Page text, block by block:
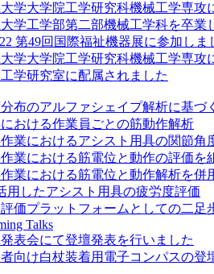
学大学院工学研究科機械工学専攻
学工学部第二部機械工学科を卒業
第49回国際福祉機器展に参加しま
学大学院工学研究科機械工学専攻
学研究室に配属されました
布のアルファシェイプ解析に基
おける作業員ごとの筋動作解析
業におけるアシスト用具の関節角
業における筋電位と動作の評価
業における筋電位と動作解析を併
用したアシスト用具の疲労度評価
価プラットフォームとしての二足
Talks
表会にて登壇発表を行いました
向け白杖装着用電子コンパスの登